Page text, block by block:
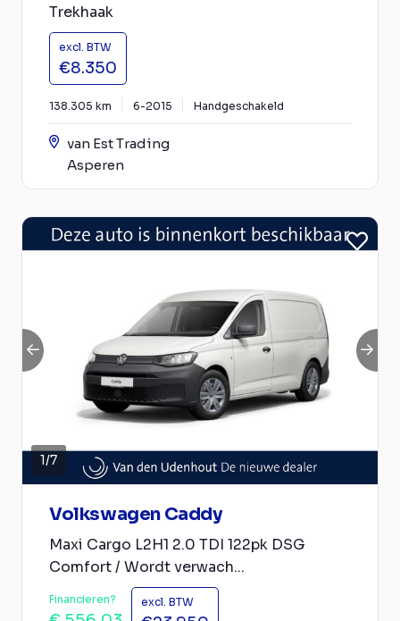
Trekhaak
excl. BTW
€8.350
138.305 km 6-2015 Handgeschakeld
van Est Trading
Asperen
1/7
Volkswagen Caddy
Maxi Cargo L2H1 2.0 TDI 122pk DSG
Comfort / Wordt verwach...
Financieren? excl. BTW